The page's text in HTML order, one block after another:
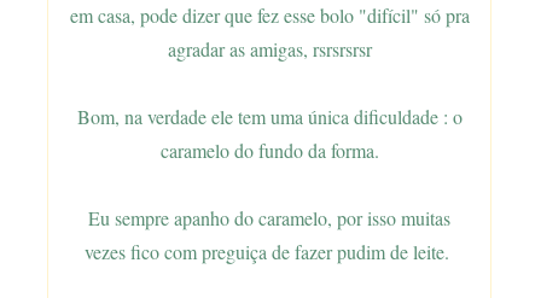
em casa, pode dizer que fez esse bolo "difícil" só pra
agradar as amigas, rsrsrsrsr
Bom, na verdade ele tem uma única dificuldade : o
caramelo do fundo da forma.
Eu sempre apanho do caramelo, por isso muitas
vezes fico com preguiça de fazer pudim de leite.